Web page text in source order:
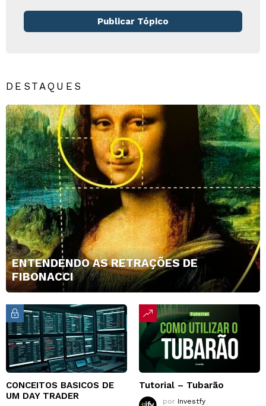
Publicar Tópico
DESTAQUES
ENTENDENDO AS RETRAÇÕES DE
FIBONACCI
CONCEITOS BASICOS DE
UM DAY TRADER
Tutorial – Tubarão
por Investfy